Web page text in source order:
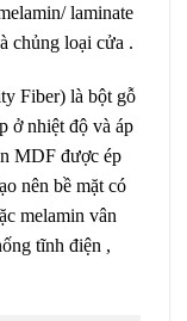
laminate
chủng loại cửa .
Fiber) là bột gỗ
ở nhiệt độ và áp
MDF được ép
nên bề mặt có
melamin vân
tĩnh điện ,